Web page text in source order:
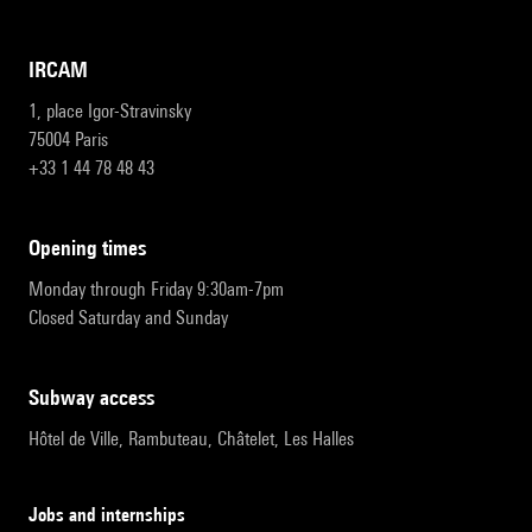
IRCAM
1, place Igor-Stravinsky
75004 Paris
+33 1 44 78 48 43
opening times
Monday through Friday 9:30am-7pm
Closed Saturday and Sunday
subway access
Hôtel de Ville, Rambuteau, Châtelet, Les Halles
Jobs and internships